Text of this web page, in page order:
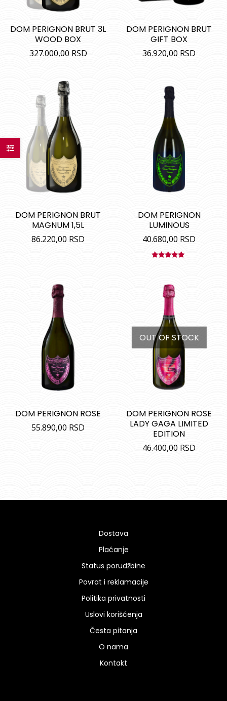
DOM PERIGNON BRUT 3L
WOOD BOX
327.000,00 RSD
DOM PERIGNON BRUT
GIFT BOX
36.920,00 RSD
DOM PERIGNON BRUT
MAGNUM 1,5L
86.220,00 RSD
DOM PERIGNON
LUMINOUS
40.680,00 RSD
DOM PERIGNON ROSE
55.890,00 RSD
OUT OF STOCK
DOM PERIGNON ROSE
LADY GAGA LIMITED
EDITION
46.400,00 RSD
Dostava
Plaćanje
Status porudžbine
Povrat i reklamacije
Politika privatnosti
Uslovi korišćenja
Česta pitanja
O nama
Kontakt